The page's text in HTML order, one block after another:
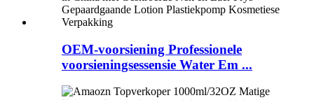
OEM-voorsiening Professionele
voorsieningsessensie Water Em ...